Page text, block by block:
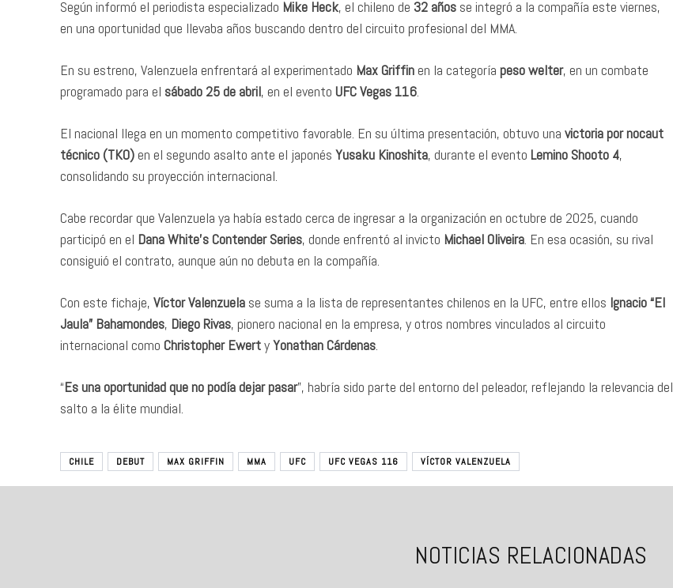
Según informó el periodista especializado Mike Heck, el chileno de 32 años se integró a la compañía este viernes,
en una oportunidad que llevaba años buscando dentro del circuito profesional del MMA.
En su estreno, Valenzuela enfrentará al experimentado Max Griffinen la categoría peso welter, en un combate
programado para el sábado 25 de abril, en el evento UFC Vegas 116
El nacional llega en un momento competitivo favorable. En su última presentación, obtuvo una victoria por nocaut
técnico (TKO)en el segundo asalto ante el japonés Yusaku Kinoshita, durante el evento Lemino Shooto 4,
consolidando su proyección internacional.
Cabe recordar que Valenzuela ya había estado cerca de ingresar a la organización en octubre de 2025, cuando
participó en el Dana White’s Contender Series, donde enfrentó al invicto Michael Oliveira . En esa ocasión, su rival
consiguió el contrato, aunque aún no debuta en la compañía.
Con este fichaje, Víctor Valenzuela se suma a la lista de representantes chilenos en la UFC, entre ellos Ignacio “El
Jaula” Bahamondes, Diego Rivas, pionero nacional en la empresa, y otros nombres vinculados al circuito
internacional como Christopher EwertyYonathan Cárdenas
“Es una oportunidad que no podía dejar pasar”, habría sido parte del entorno del peleador, reflejando la relevancia del
salto a la élite mundial.
CHILE DEBUT MAX GRIFFIN MMA UFC UFC VEGAS 116 VÍCTOR VALENZUELA
NOTICIAS RELACIONADAS